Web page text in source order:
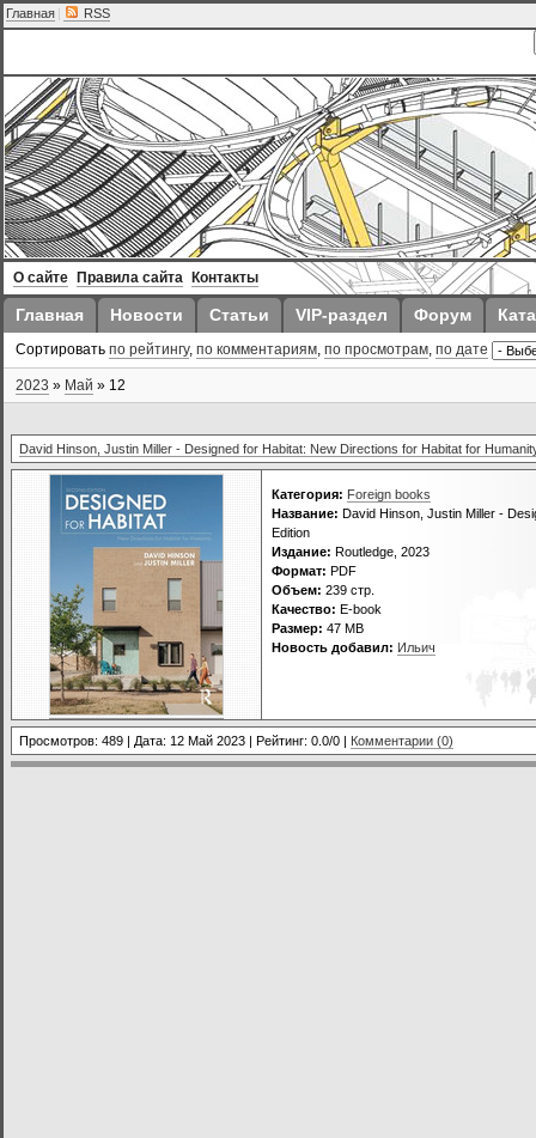
Главная | RSS
О сайте Правила сайта Контакты
Главная Новости Статьи VIP-раздел Форум
Сортировать по рейтингу, по комментариям, по просмотрам, по дате
2023 » Май » 12
David Hinson, Justin Miller - Designed for Habitat: New Directions for Habitat for
Категория: Foreign books
Название: David Hinson, Justin Miller -
Edition
Издание: Routledge, 2023
Формат: PDF
Объем: 239 стр.
Качество: E-book
Размер: 47 МВ
Новость добавил: Ильич
Просмотров: 489 | Дата: 12 Май 2023 | Рейтинг: 0.0/0 | Комментарии (0)